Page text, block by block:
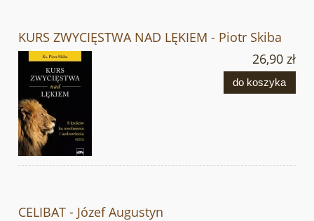
KURS ZWYCIĘSTWA NAD LĘKIEM - Piotr Skiba
26,90 zł
do koszyka
CELIBAT - Józef Augustyn